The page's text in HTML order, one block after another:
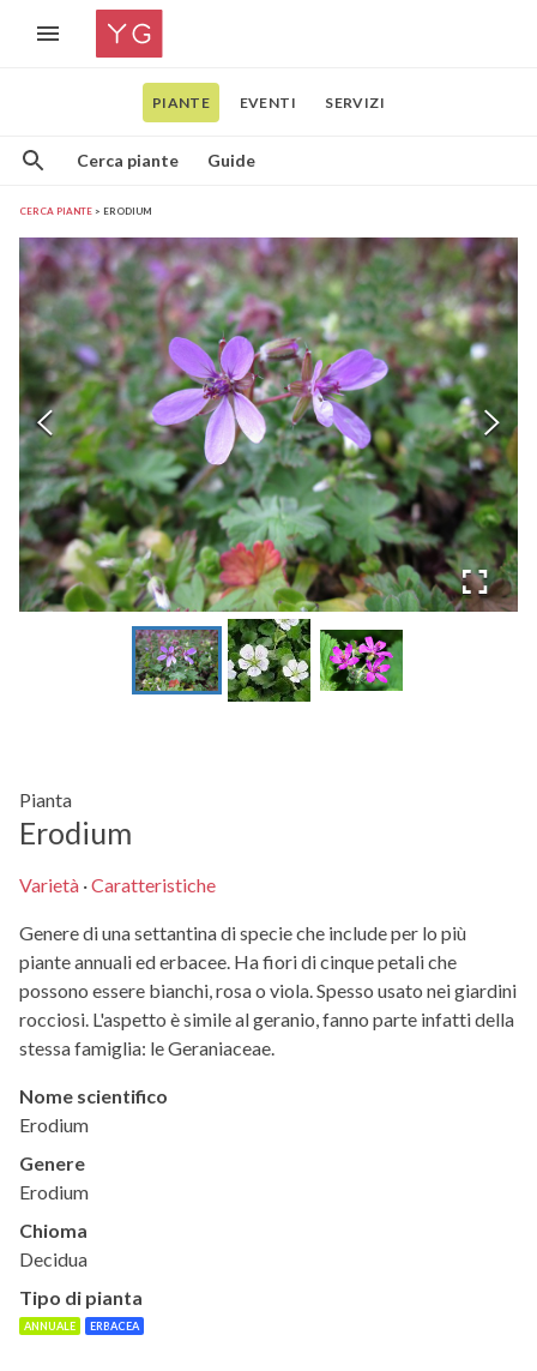
PIANTE EVENTI SERVIZI
Cerca piante Guide
CERCA PIANTE ERODIUM
Pianta
Erodium
Varietà ·Caratteristiche
Genere di una settantina di specie che include per lo più
piante annuali ed erbacee. Ha fiori di cinque petali che
possono essere bianchi, rosa o viola. Spesso usato nei giardini
rocciosi. L'aspetto è simile al geranio, fanno parte infatti della
stessa famiglia: le Geraniaceae.
Nome scientifico
Erodium
Genere
Erodium
Chioma
Decidua
Tipo di pianta
ANNUALE ERBACEA